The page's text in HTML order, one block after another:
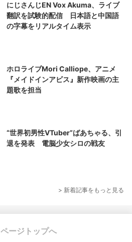
にじさんじEN Vox Akuma、ライブ
翻訳を試験的配信 日本語と中国語
の字幕をリアルタイム表示
ホロライブMori Calliope、アニメ
『メイドインアビス』新作映画の主
題歌を担当
“世界初男性VTuber”ばあちゃる、引
退を発表 電脳少女シロの戦友
> 新着記事をもっと見る
ページトップへ